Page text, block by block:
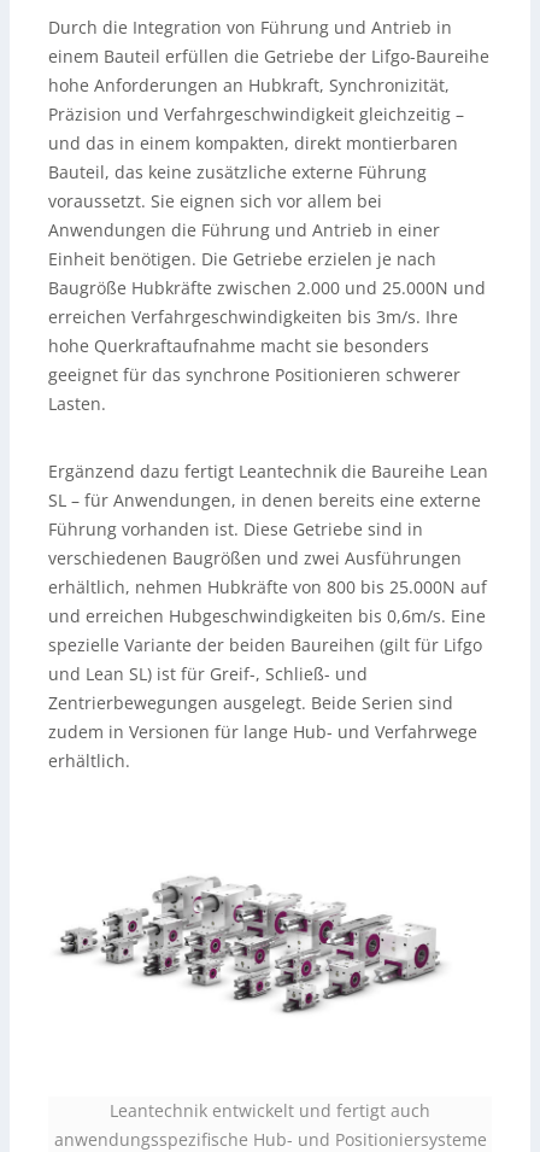
Durch die Integration von Führung und Antrieb in
einem Bauteil erfüllen die Getriebe der Lifgo-Baureihe
hohe Anforderungen an Hubkraft, Synchronizität,
Präzision und Verfahrgeschwindigkeit gleichzeitig –
und das in einem kompakten, direkt montierbaren
Bauteil, das keine zusätzliche externe Führung
voraussetzt. Sie eignen sich vor allem bei
Anwendungen die Führung und Antrieb in einer
Einheit benötigen. Die Getriebe erzielen je nach
Baugröße Hubkräfte zwischen 2.000 und 25.000N und
erreichen Verfahrgeschwindigkeiten bis 3m/s. Ihre
hohe Querkraftaufnahme macht sie besonders
geeignet für das synchrone Positionieren schwerer
Lasten.
Ergänzend dazu fertigt Leantechnik die Baureihe Lean
SL – für Anwendungen, in denen bereits eine externe
Führung vorhanden ist. Diese Getriebe sind in
verschiedenen Baugrößen und zwei Ausführungen
erhältlich, nehmen Hubkräfte von 800 bis 25.000N auf
und erreichen Hubgeschwindigkeiten bis 0,6m/s. Eine
spezielle Variante der beiden Baureihen (gilt für Lifgo
und Lean SL) ist für Greif-, Schließ- und
Zentrierbewegungen ausgelegt. Beide Serien sind
zudem in Versionen für lange Hub- und Verfahrwege
erhältlich.
Leantechnik entwickelt und fertigt auch
anwendungsspezifische Hub- und Positioniersysteme